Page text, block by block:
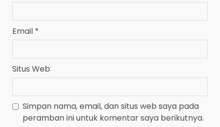
Email *
Situs Web
Simpan nama, email, dan situs web saya pada
peramban ini untuk komentar saya berikutnya.